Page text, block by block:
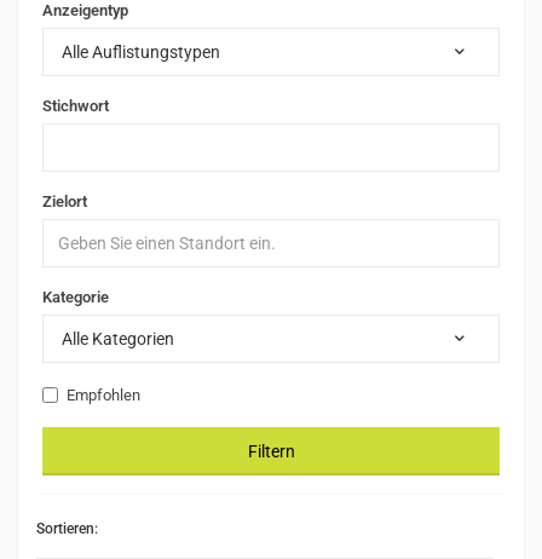
Anzeigentyp
Alle Auflistungstypen
Stichwort
Zielort
Kategorie
Alle Kategorien
Empfohlen
Filtern
Sortieren: